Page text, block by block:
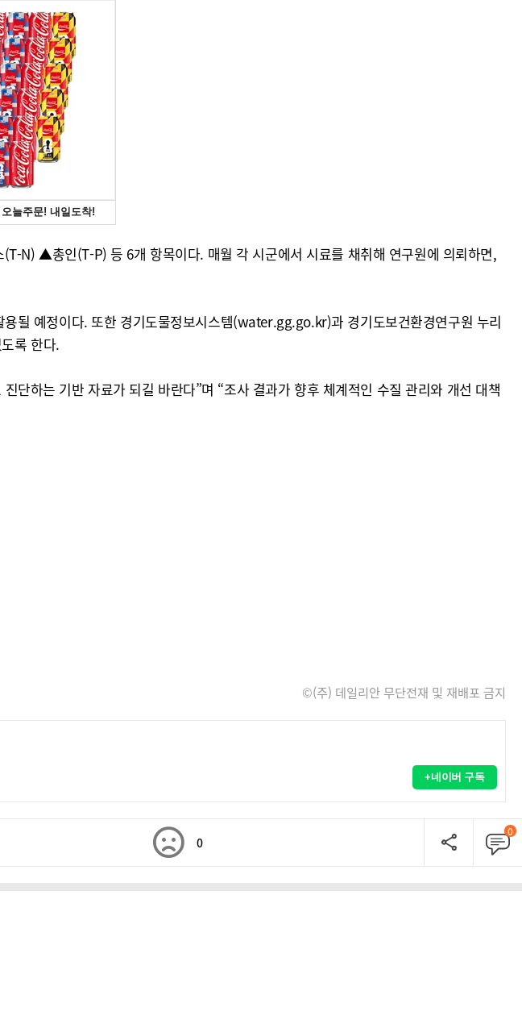
▲총인(T-P) 등 6개 항목이다. 매월 각 시군에서 시료를 채취해 연구원에 의뢰하면,
될 예정이다. 또한 경기도물정보시스템(water.gg.go.kr)과 경기도보건환경연구원 누리
록 한다.
단하는 기반 자료가 되길 바란다”며 “조사 결과가 향후 체계적인 수질 관리와 개선 대책
©(주) 데일리안 무단전재 및 재배포 금지
+네이버 구독
0
0